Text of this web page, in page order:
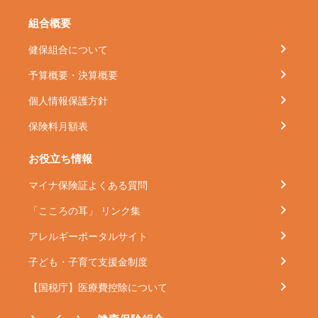
組合概要
健保組合について
予算概要・決算概要
個人情報保護方針
保険料月額表
お役立ち情報
マイナ保険証よくある質問
「こころの耳」 リンク集
アレルギーポータルサイト
子ども・子育て支援金制度
【国税庁】医療費控除について